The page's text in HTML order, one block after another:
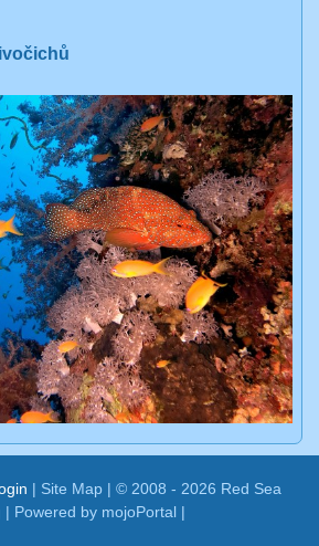
| Site Map | © 2008 - 2026 Red Sea
| Powered by mojoPortal |